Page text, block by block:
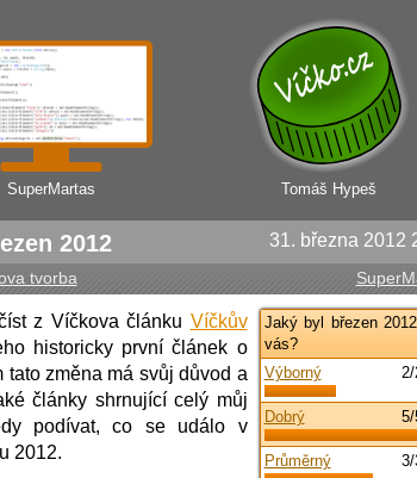
Tomáš Hypeš
SuperMartas
31. března 2012
2012
tvorba
Jaký byl březen
vás?
Výborný
Dobrý
Průměrný
z Víčkova článku Víčkův
historicky první článek o
tato změna má svůj důvod a
články shrnující celý můj
podívat, co se událo v
2012.